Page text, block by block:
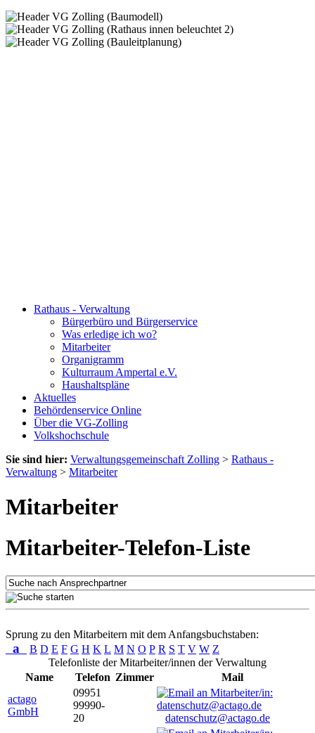
Rathaus - Verwaltung
Bürgerbüro und Bürgerservice
Was erledige ich wo?
Mitarbeiter
Organigramm
Kulturraum Ampertal e.V.
Haushaltspläne
Aktuelles
Behördenservice Online
Über die VG-Zolling
Volkshochschule
Sie sind hier: Verwaltungsgemeinschaft Zolling > Rathaus -
Verwaltung > Mitarbeiter
Mitarbeiter
Mitarbeiter-Telefon-Liste
Sprung zu den Mitarbeitern mit dem Anfangsbuchstaben:
a B D E F G H K L M N O P R S T V W Z
Telefonliste der Mitarbeiter/innen der Verwaltung
Name
Telefon Zimmer
Mail
actago
GmbH
09951
99990-
20
datenschutz@actago.de